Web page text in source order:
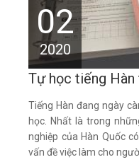
02
2020
Tự học tiếng Hàn
Tiếng Hàn đang ngày
học. Nhất là trong
nghiệp của Hàn Quốc
vấn đề việc làm cho